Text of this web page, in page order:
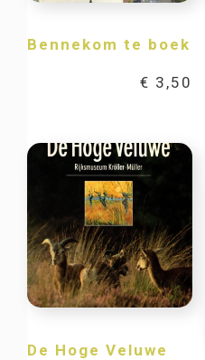
Bennekom te boek
€ 3,50
De Hoge Veluwe